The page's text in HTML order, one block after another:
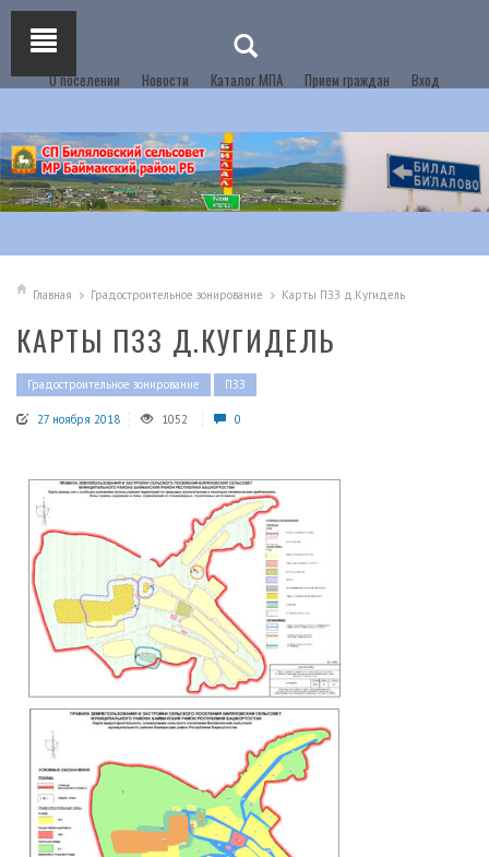
О поселении Новости Каталог МПА Прием граждан Вход
Главная Градостроительное зонирование Карты ПЗЗ д.Кугидель
КАРТЫ ПЗЗ Д.КУГИДЕЛЬ
Градостроительное зонирование ПЗЗ
27 ноября 2018 1052 0